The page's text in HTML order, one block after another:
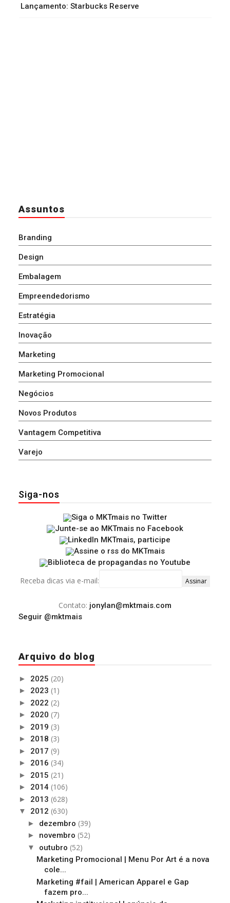
Lançamento: Starbucks Reserve
Assuntos
Branding
Design
Embalagem
Empreendedorismo
Estratégia
Inovação
Marketing
Marketing Promocional
Negócios
Novos Produtos
Vantagem Competitiva
Varejo
Siga-nos
Receba dicas via e-mail:
Contato: jonylan@mktmais.com
Seguir @mktmais
Arquivo do blog
► 2025 (20)
► 2023 (1)
► 2022 (2)
► 2020 (7)
► 2019 (3)
► 2018 (3)
► 2017 (9)
► 2016 (34)
► 2015 (21)
► 2014 (106)
► 2013 (628)
▼ 2012 (630)
► dezembro (39)
► novembro (52)
▼ outubro (52)
Marketing Promocional | Menu Por Art é a nova
cole...
Marketing #fail | American Apparel e Gap
fazem pro...